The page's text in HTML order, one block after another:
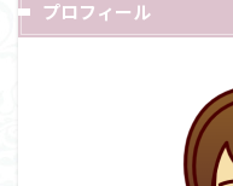
プロフィール